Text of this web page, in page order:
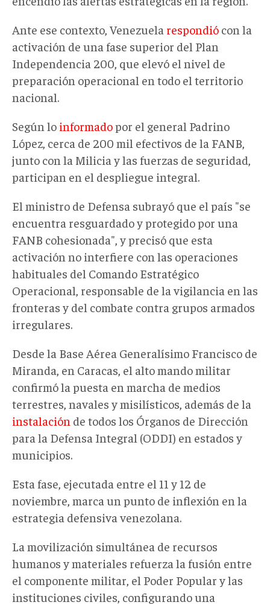
Ante ese contexto, Venezuela respondió con la
activación de una fase superior del Plan
Independencia 200, que elevó el nivel de
preparación operacional en todo el territorio
nacional.
Según lo informadopor el general Padrino
López, cerca de 200 mil efectivos de la FANB
junto con la Milicia ylas fuerzas de seguridad,
participan en el despliegue integral.
El ministro de Defensa subrayó que el país "se
encuentra resguardado y protegido por una
FANB cohesionada", y precisó que esta
activación no interfiere con las operaciones
habituales del Comando Estratégico
Operacional, responsable de la vigilancia en las
fronteras y del combate contra grupos armados
irregulares.
Desde la Base Aérea Generalísimo Francisco de
Miranda, en Caracas, el alto mando militar
confirmó la puesta en marcha de medios
terrestres, navales y misilísticos, además de la
instalación de todos los Órganos de Dirección
para la Defensa Integral (ODDI) en estados y
municipios.
Esta fase, ejecutada entre el 11 y 12 de
noviembre, marca un punto de inflexión en la
estrategia defensiva venezolana.
La movilización simultánea de recursos
humanos y materiales refuerza la fusión entre
el componente militar, el Poder Popular y las
instituciones civiles, configurando una